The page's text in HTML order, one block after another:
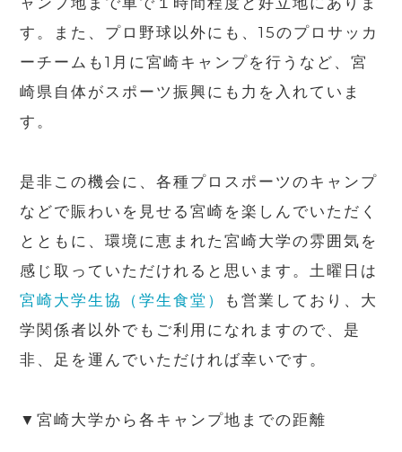
す。また、プロ野球以外にも、15のプロサッカ
ーチームも1月に宮崎キャンプを行うなど、宮
崎県自体がスポーツ振興にも力を入れていま
す。
是非この機会に、各種プロスポーツのキャンプ
などで賑わいを見せる宮崎を楽しんでいただく
とともに、環境に恵まれた宮崎大学の雰囲気を
感じ取っていただけれると思います。土曜日は
宮崎大学生協（学生食堂）
も営業しており、大
学関係者以外でもご利用になれますので、是
非、足を運んでいただければ幸いです。
▼宮崎大学から各キャンプ地までの距離